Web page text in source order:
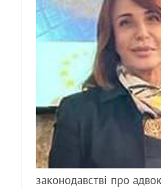
законодавстві про